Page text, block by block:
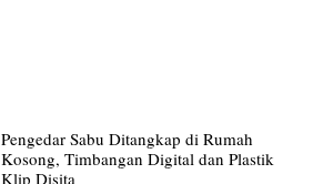
Pengedar Sabu Ditangkap di Rumah
Kosong, Timbangan Digital dan Plastik
Klip Disita